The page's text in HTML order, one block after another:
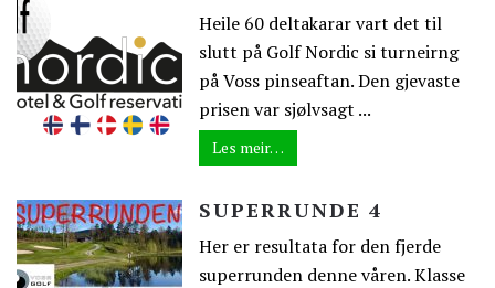
Heile 60 deltakarar vart det til
slutt på Golf Nordic si turneirng
på Voss pinseaftan. Den gjevaste
prisen var sjølvsagt ...
Les meir…
SUPERRUNDE 4
Her er resultata for den fjerde
superrunden denne våren. Klasse